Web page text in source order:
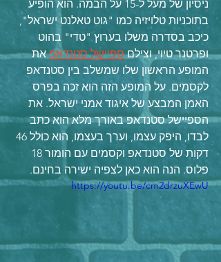
ניסיון של מעל ל-15 על הבמה. הוא הופיע
בתוכניות טלויזיה כמו "גוט טאלנט ישראל",
כיכב בסדרה משלו בערוץ "טדי" בהוט
ופרטנר טיוי, וצילם ספיישל סטנדאפ את
המופע הראשון שלו שמשלב בין סטנדאפ
לקסמים. על המופע הזה הוא זכה בפרס
האמן המבצע של איגוד אמני ישראל. את
הספיישל סטנדאפ באורך מלא הוא כתב
פלוס. הנה הוא כאן לצפיה ישירה בחינם.
https://youtu.be/cm2drzuXEwU